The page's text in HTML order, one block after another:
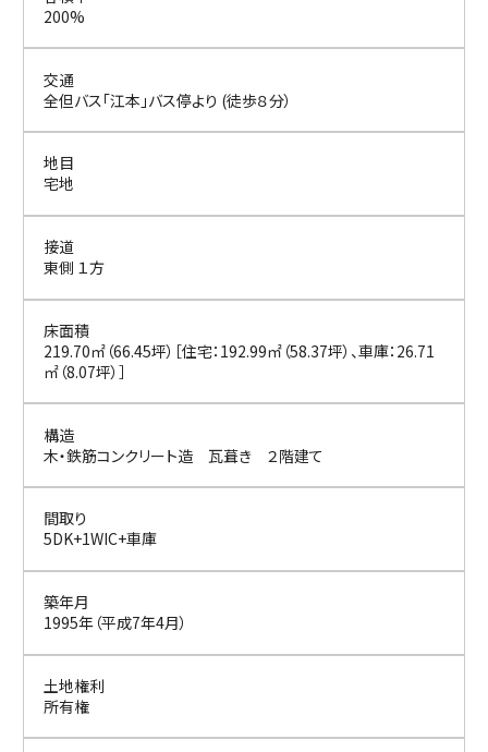
200%
交通
全但バス「江本」バス停より (徒歩８分）
地目
宅地
接道
東側 １方
床面積
219.70㎡（66.45坪）［住宅：192.99㎡（58.37坪）、車庫：26.71
㎡（8.07坪）］
構造
木・鉄筋コンクリート造 瓦葺き ２階建て
間取り
5DK+1WIC+車庫
築年月
1995年（平成7年4月）
土地権利
所有権